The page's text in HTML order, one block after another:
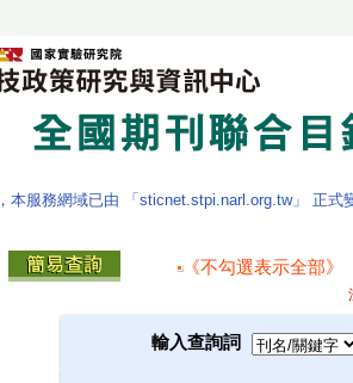
本服務網域已由 「sticnet.stpi.narl.org.tw」 正
《不勾選表示全部》
輸入查詢詞